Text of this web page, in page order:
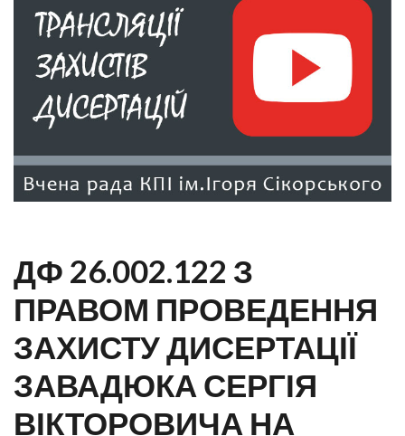
ДФ 26.002.122 З
ПРАВОМ ПРОВЕДЕННЯ
ЗАХИСТУ ДИСЕРТАЦІЇ
ЗАВАДЮКА СЕРГІЯ
ВІКТОРОВИЧА НА